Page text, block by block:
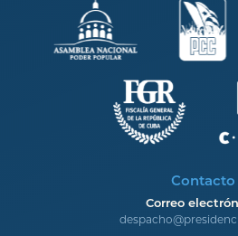
Contacto
Correo